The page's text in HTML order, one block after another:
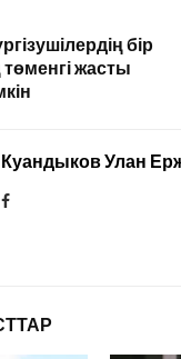
бір
жасты
Куандыков Улан